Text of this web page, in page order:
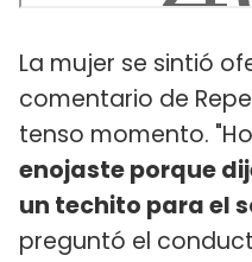
La mujer se sintió
comentario de
tenso momento.
enojaste porque
un techito para el
preguntó el